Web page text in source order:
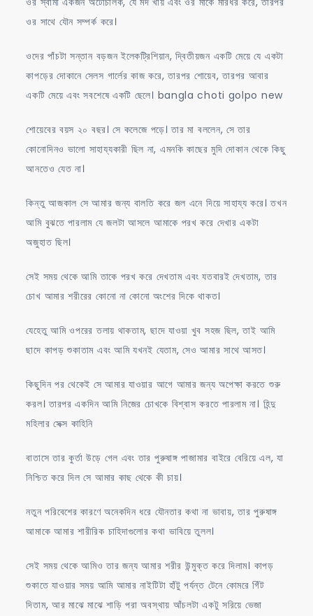
ওর সাথে যৌন সম্পর্ক করে।
ওদের পাঁচটা সন্তান বড়জন ইলেকট্রিশিয়ান, দ্বিতীয়জন একটি মেয়ে যে একটা
কাপড়ের দোকানে সেলস গার্লের কাজ করে, তারপর শোয়েব, তারপর আবার
একটি মেয়ে এবং সবশেষে একটি ছেলে। bangla choti golpo new
শোয়েবের বয়স ২০ বছর। সে কলেজে পড়ে। তার মা বললেন, সে তার
কোনোদিনও ভালো সাহায্যকারী ছিল না, এমনকি কাছের মুদি দোকান থেকে কিছু
আনতেও যেত না।
কিন্তু আজকাল সে আমার জন্য বালতি করে জল এনে দিয়ে সাহায্য করে। তখন
আমি বুঝতে পারলাম যে জলটা আসলে আমাকে পরখ করে দেখার একটা
অজুহাত ছিল।
সেই সময় থেকে আমি তাকে পরখ করে দেখতাম এবং যতবারই দেখতাম, তার
চোখ আমার শরীরের কোনো না কোনো অংশের দিকে থাকত।
যেহেতু আমি ওপরের তলায় থাকতাম, ছাদে যাওয়া খুব সহজ ছিল, তাই আমি
ছাদে কাপড় শুকাতাম এবং আমি যখনই যেতাম, সেও আমার সাথে আসত।
কিছুদিন পর থেকেই সে আমার যাওয়ার আগে আমার জন্য অপেক্ষা করতে শুরু
করল। তারপর একদিন আমি নিজের চোখকে বিশ্বাস করতে পারলাম না। হিন্দু
মহিলার সেক্স কাহিনি
বাতাসে তার কুর্তা উড়ে গেল এবং তার পুরুষাঙ্গ পাজামার বাইরে বেরিয়ে এল, যা
নিশ্চিত করে দিল সে আমার কাছ থেকে কী চায়।
নতুন পরিবেশের কারণে অনেকদিন ধরে যৌনতার কথা না ভাবায়, তার পুরুষাঙ্গ
আমাকে আমার শারীরিক চাহিদাগুলোর কথা ভাবিয়ে তুলল।
সেই সময় থেকে আমিও তার জন্য আমার শরীর উন্মুক্ত করে দিলাম। কাপড়
শুকাতে যাওয়ার সময় আমি আমার নাইটিটা হাঁটু পর্যন্ত টেনে কোমরে গিঁট
দিতাম, আর মাঝে মাঝে শাড়ি পরা অবস্থায় আঁচলটা একটু সরিয়ে ভেজা